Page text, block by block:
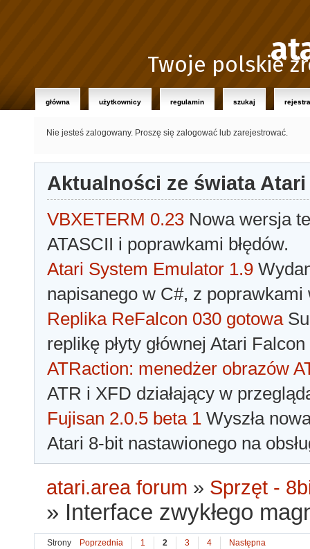
Twoje polskie
główna użytkownicy regulamin szukaj
Nie jesteś zalogowany. Proszę się zalogować lub zarejestrować.
Aktualności ze świata Atari
VBXETERM 0.23 Nowa wersja
ATASCII i poprawkami błędów.
Atari System Emulator 1.9
napisanego w C#, z poprawkami
Replika ReFalcon 030 gotowa
replikę płyty głównej Atari
ATRaction: menedżer obrazów
ATR i XFD działający w
Fujisan 2.0.5 beta 1 Wyszła
Atari 8-bit nastawionego na
atari.area forum » Sprzęt -
» Interface zwykłego
Strony Poprzednia 1 2 3 4 Następna